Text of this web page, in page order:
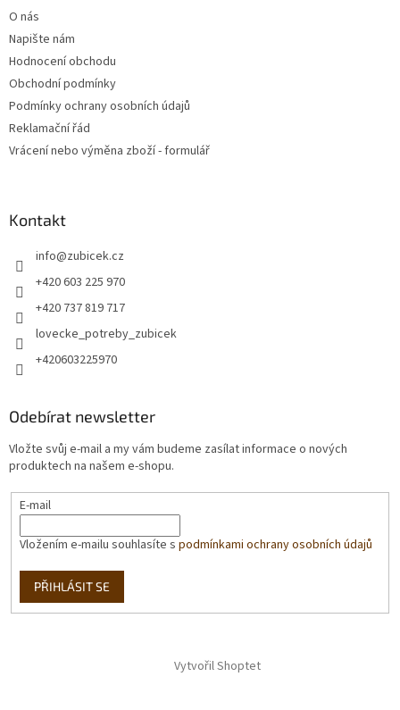
O nás
Napište nám
Hodnocení obchodu
Obchodní podmínky
Podmínky ochrany osobních údajů
Reklamační řád
Vrácení nebo výměna zboží - formulář
Kontakt
info@zubicek.cz
+420 603 225 970
+420 737 819 717
lovecke_potreby_zubicek
+420603225970
Odebírat newsletter
Vložte svůj e-mail a my vám budeme zasílat informace o nových
produktech na našem e-shopu.
E-mail
Vložením e-mailu souhlasíte s podmínkami ochrany osobních údajů
PŘIHLÁSIT SE
Vytvořil Shoptet